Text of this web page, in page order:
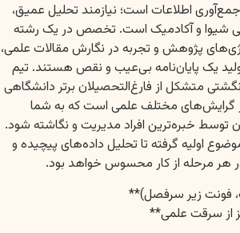
جمع‌آوری اطلاعات است؛ نیازمند تحلیل عمیق،
شیوا و آکادمیک است. تخصص در یک رشته
پژوهش و تجربه در نگارش مقالات علمی،
یک پایان‌نامه بی‌عیب و نقص هستند. تیم
متشکل از فارغ‌التحصیلان برتر دانشگاهی
گرایش‌های مختلف علمی است که به شما
توسط خبره‌ترین افراد مدیریت و نگاشته شود.
اولیه گرفته تا تحلیل داده‌های پیچیده و
هر مرحله از کار محسوس خواهد بود.
از سرقت علمی**